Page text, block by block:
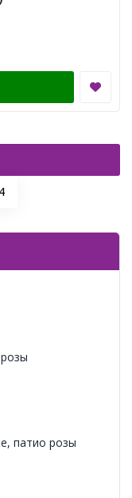
4
патио розы